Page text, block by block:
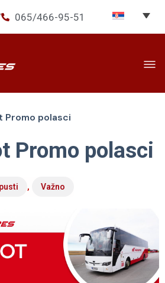
065/466-95-51
Promo polasci
Promo polasci
, Važno